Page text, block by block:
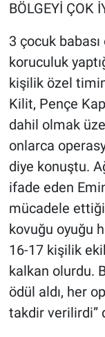
BÖLGEYİ ÇOK
3 çocuk babası
koruculuk
kişilik özel
Kilit, Pençe
dahil olmak
onlarca
diye konuştu.
ifade eden
mücadele
kovuğu oyuğu
16-17 kişilik
kalkan olurdu.
ödül aldı, her
takdir verilirdi”